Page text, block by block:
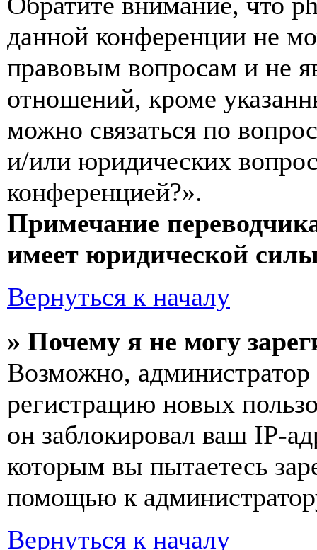
данной конференции не
правовым вопросам и не
отношений, кроме
можно связаться по
и/или юридических
конференцией?».
Примечание
имеет юридической
Вернуться к началу
» Почему я не могу
Возможно,
регистрацию новых
он заблокировал ваш IP-
которым вы пытаетесь
помощью к
Вернуться к началу